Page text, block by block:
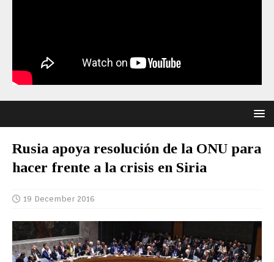
Rusia apoya resolución de la ONU para
hacer frente a la crisis en Siria
19 December 2016